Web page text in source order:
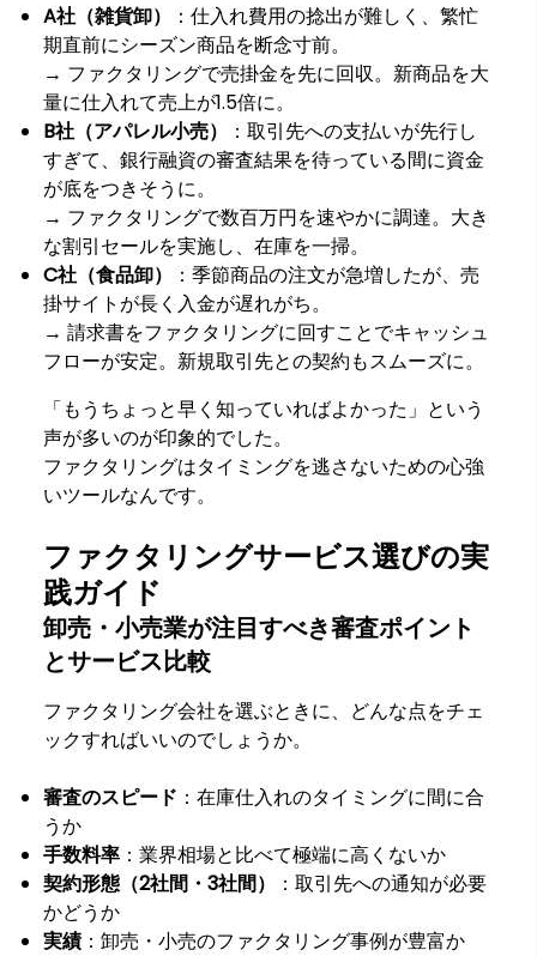
A社（雑貨卸）
：仕入れ費用の捻出が難しく、繁忙
期直前にシーズン商品を断念寸前。
→ ファクタリングで売掛金を先に回収。新商品を大
量に仕入れて売上が1.5倍に。
B社（アパレル小売）
：取引先への支払いが先行し
すぎて、銀行融資の審査結果を待っている間に資金
が底をつきそうに。
→ ファクタリングで数百万円を速やかに調達。大き
な割引セールを実施し、在庫を一掃。
C社（食品卸）
：季節商品の注文が急増したが、売
掛サイトが長く入金が遅れがち。
→ 請求書をファクタリングに回すことでキャッシュ
フローが安定。新規取引先との契約もスムーズに。
「もうちょっと早く知っていればよかった」という
声が多いのが印象的でした。
ファクタリングはタイミングを逃さないための心強
いツールなんです。
ファクタリングサービス選びの実
践ガイド
卸売・小売業が注目すべき審査ポイント
とサービス比較
ファクタリング会社を選ぶときに、どんな点をチェ
ックすればいいのでしょうか。
審査のスピード ：在庫仕入れのタイミングに間に合
うか
手数料率 ：業界相場と比べて極端に高くないか
契約形態（2社間・3社間）
：取引先への通知が必要
かどうか
実績 ：卸売・小売のファクタリング事例が豊富か